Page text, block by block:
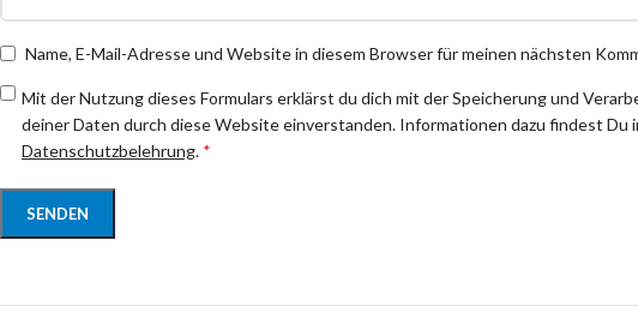
Name, E-Mail-Adresse und Website in diesem Browser für meinen nächsten
Mit der Nutzung dieses Formulars erklärst du dich mit der Speicherung und
deiner Daten durch diese Website einverstanden. Informationen dazu findest Du
Datenschutzbelehrung. *